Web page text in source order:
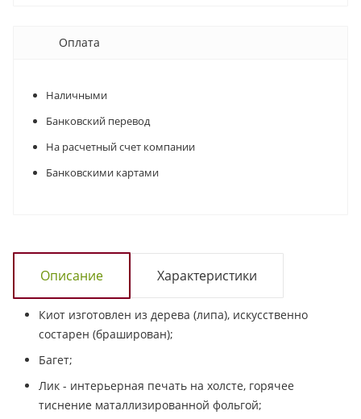
Оплата
Наличными
Банковский перевод
На расчетный счет компании
Банковскими картами
Описание Характеристики
Киот изготовлен из дерева (липа), искусственно
состарен (браширован);
Багет;
Лик - интерьерная печать на холсте, горячее
тиснение маталлизированной фольгой;